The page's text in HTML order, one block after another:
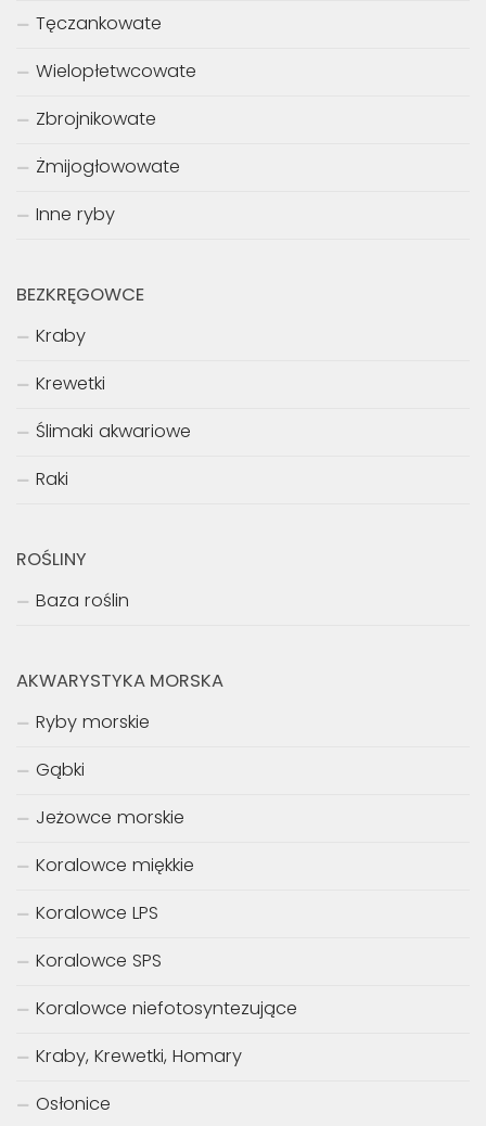
Tęczankowate
Wielopłetwcowate
Zbrojnikowate
Żmijogłowowate
Inne ryby
BEZKRĘGOWCE
Kraby
Krewetki
Ślimaki akwariowe
Raki
ROŚLINY
Baza roślin
AKWARYSTYKA MORSKA
Ryby morskie
Gąbki
Jeżowce morskie
Koralowce miękkie
Koralowce LPS
Koralowce SPS
Koralowce niefotosyntezujące
Kraby, Krewetki, Homary
Osłonice